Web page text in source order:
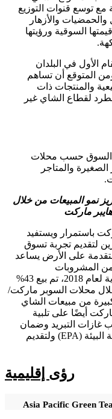
مع توسع قنوات التوزيع
والأزهار
السوقية ورؤيتها
الأول في البلدان
المتوقع أن تساهم
والمنتجات ذات
لقطاع الشاي غير
السوق حسب محلات
والمتاجر
نمو المبيعات من خلال
ماركت
باستمرار ويستفيد
لتقديم تجربة تسوق
على الأرض يساعد
المشروبات
للمستهلكين. وفقًا لجمعية صناعة الأغذية لعام 2018، تم بيع 43%
في عام 2017 من خلال محلات السوبر ماركت/
من مبيعات الشاي
أيضًا على تلبية
غازات التبريد وضمان
الجودة لتجنب العقوبات من وكالة حماية البيئة (EPA) ولتقديم
رؤى إقليمية
Asia Pacific Green